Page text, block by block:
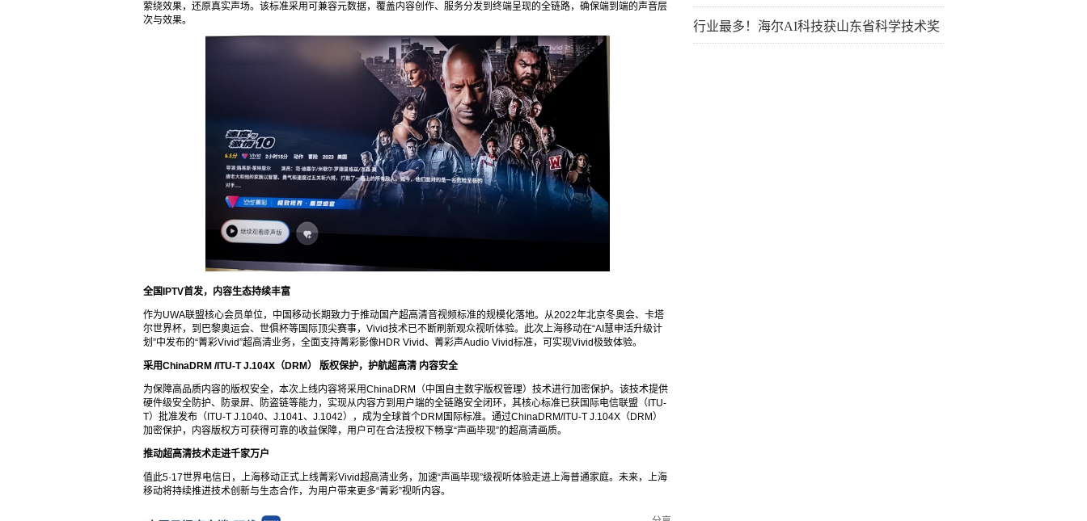
萦绕效果，还原真实声场。该标准采用可兼容元数据，覆盖内容创作、服务分发到终端呈现的全链路，确保端到端的声音层
次与效果。
全国IPTV首发，内容生态持续丰富
作为UWA联盟核心会员单位，中国移动长期致力于推动国产超高清音视频标准的规模化落地。从2022年北京冬奥会、卡塔
尔世界杯，到巴黎奥运会、世俱杯等国际顶尖赛事，Vivid技术已不断刷新观众视听体验。此次上海移动在“AI慧申活升级计
划”中发布的“菁彩Vivid”超高清业务，全面支持菁彩影像HDR Vivid、菁彩声Audio Vivid标准，可实现Vivid极致体验。
采用ChinaDRM /ITU-T J.104X（DRM） 版权保护，护航超高清 内容安全
为保障高品质内容的版权安全，本次上线内容将采用ChinaDRM（中国自主数字版权管理）技术进行加密保护。该技术提供
硬件级安全防护、防录屏、防盗链等能力，实现从内容方到用户端的全链路安全闭环，其核心标准已获国际电信联盟（ITU-
T）批准发布（ITU-T J.1040、J.1041、J.1042），成为全球首个DRM国际标准。通过ChinaDRM/ITU-T J.104X（DRM）
加密保护，内容版权方可获得可靠的收益保障，用户可在合法授权下畅享“声画毕现”的超高清画质。
推动超高清技术走进千家万户
值此5·17世界电信日，上海移动正式上线菁彩Vivid超高清业务，加速“声画毕现”级视听体验走进上海普通家庭。未来，上海
移动将持续推进技术创新与生态合作，为用户带来更多“菁彩”视听内容。
行业最多！海尔AI科技获山东省科学技术奖